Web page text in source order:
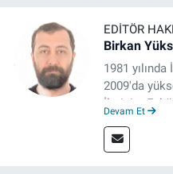
EDITÖR
Birkan
1981
2009'da
İletişim
tezinden
Gündelik
Devam Et